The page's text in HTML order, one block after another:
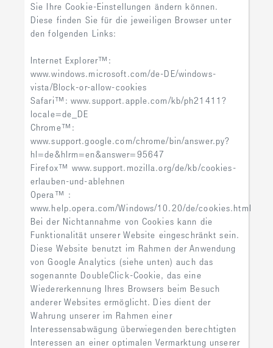
Sie Ihre Cookie-Einstellungen ändern können.
Diese finden Sie für die jeweiligen Browser unter
den folgenden Links:
Internet Explorer™:
www.windows.microsoft.com/de-DE/windows-
vista/Block-or-allow-cookies
Safari™: www.support.apple.com/kb/ph21411?
locale=de_DE
Chrome™:
www.support.google.com/chrome/bin/answer.py?
hl=de&hlrm=en&answer=95647
Firefox™ www.support.mozilla.org/de/kb/cookies-
erlauben-und-ablehnen
Opera™ :
www.help.opera.com/Windows/10.20/de/cookies.html
Bei der Nichtannahme von Cookies kann die
Funktionalität unserer Website eingeschränkt sein.
Diese Website benutzt im Rahmen der Anwendung
von Google Analytics (siehe unten) auch das
sogenannte DoubleClick-Cookie, das eine
Wiedererkennung Ihres Browsers beim Besuch
anderer Websites ermöglicht. Dies dient der
Wahrung unserer im Rahmen einer
Interessensabwägung überwiegenden berechtigten
Interessen an einer optimalen Vermarktung unserer